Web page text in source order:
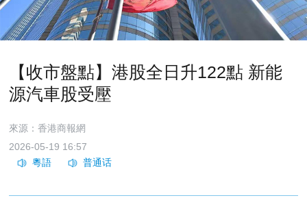
【收市盤點】港股全日升122點 新能
源汽車股受壓
來源：香港商報網
2026-05-19 16:57